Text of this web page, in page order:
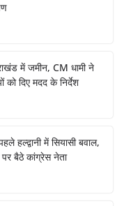
में जमीन, CM धामी ने
को दिए मदद के निर्देश
हल्द्वानी में सियासी बवाल,
बैठे कांग्रेस नेता